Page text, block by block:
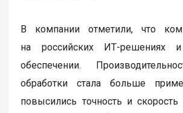
В компании отметили, что
на российских ИТ-решениях
обеспечении.
обработки стала больше
повысились точность и